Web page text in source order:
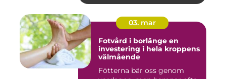
03. mar
Fotvård i borlänge en
investering i hela kroppens
välmående
Fötterna bär oss genom